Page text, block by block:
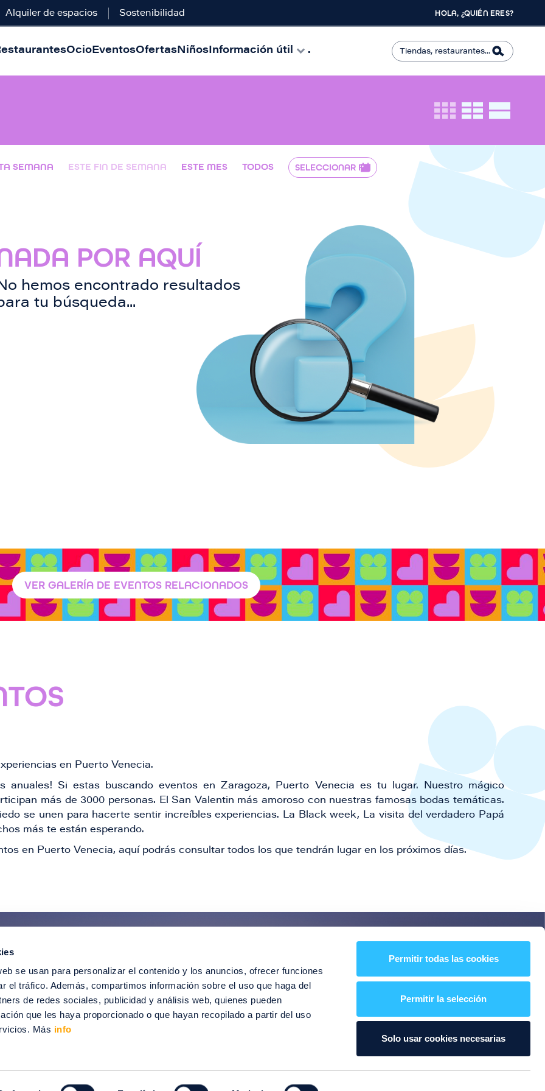
se usan para personalizar el contenido y los anuncios, ofrecer funciones
el tráfico. Además, compartimos información sobre el uso que haga del
de redes sociales, publicidad y análisis web, quienes pueden
que les haya proporcionado o que hayan recopilado a partir del uso
Más info
Permitir todas las cookies
Permitir la selección
Solo usar cookies necesarias
Alquiler de espacios Sostenibilidad HOLA, ¿QUIÉN ERES?
OcioEventosOfertasNiñosInformación útil .
SEMANA ESTE FIN DE SEMANA ESTE MES TODOS
POR AQUÍ
hemos encontrado resultados
tu búsqueda...
VER GALERÍA DE EVENTOS RELACIONADOS
en Puerto Venecia.
anuales! Si estas buscando eventos en Zaragoza, Puerto Venecia es tu lugar. Nuestro mágico
más de 3000 personas. El San Valentin más amoroso con nuestras famosas bodas temáticas.
se unen para hacerte sentir increíbles experiencias. La Black week, La visita del verdadero Papá
más te están esperando.
en Puerto Venecia, aquí podrás consultar todos los que tendrán lugar en los próximos días.
de todas nuestras novedades!
ofertas especiales, descuentos, eventos y mucho más
SUSCRÍBETE
2024 Puerto Venecia. Todos los derechos reservados.
Información legal Intranet Contacto Trabaja con nosotros